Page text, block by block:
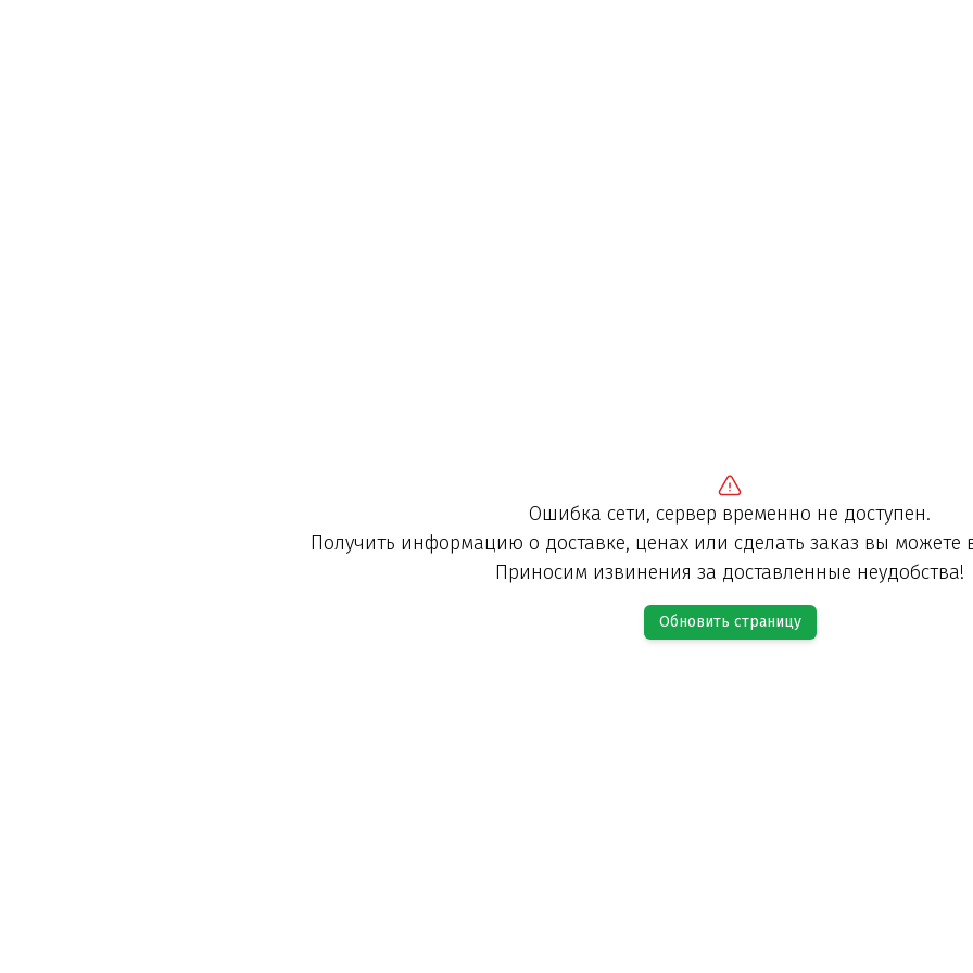
Ошибка сети, сервер временно не доступен.
Получить информацию о доставке, ценах или сделать заказ вы можете
Приносим извинения за доставленные неудобства!
Обновить страницу